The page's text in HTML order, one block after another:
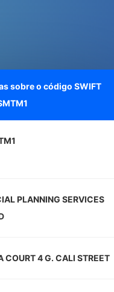
sobre o código SWIFT
PLANNING SERVICES
COURT 4 G. CALI STREET